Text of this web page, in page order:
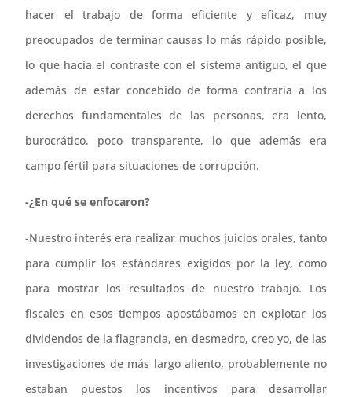
hacer el trabajo de forma eficiente y eficaz, muy
preocupados de terminar causas lo más rápido posible,
lo que hacia el contraste con el sistema antiguo, el que
además de estar concebido de forma contraria a los
derechos fundamentales de las personas, era lento,
burocrático, poco transparente, lo que además era
campo fértil para situaciones de corrupción.
-¿En qué se enfocaron?
-Nuestro interés era realizar muchos juicios orales, tanto
para cumplir los estándares exigidos por la ley, como
para mostrar los resultados de nuestro trabajo. Los
fiscales en esos tiempos apostábamos en explotar los
dividendos de la flagrancia, en desmedro, creo yo, de las
investigaciones de más largo aliento, probablemente no
estaban puestos los incentivos para desarrollar